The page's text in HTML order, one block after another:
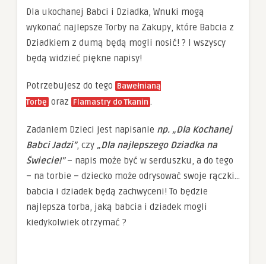
Dla ukochanej Babci i Dziadka, Wnuki mogą
wykonać najlepsze Torby na Zakupy, które Babcia z
Dziadkiem z dumą będą mogli nosić! ? I wszyscy
będą widzieć piękne napisy!
Potrzebujesz do tego Bawełnianą
Torbę oraz Flamastry do Tkanin .
Zadaniem Dzieci jest napisanie np. „Dla Kochanej
Babci Jadzi”, czy „Dla najlepszego Dziadka na
Świecie!”– napis może być w serduszku, a do tego
– na torbie – dziecko może odrysować swoje rączki…
babcia i dziadek będą zachwyceni! To będzie
najlepsza torba, jaką babcia i dziadek mogli
kiedykolwiek otrzymać ?